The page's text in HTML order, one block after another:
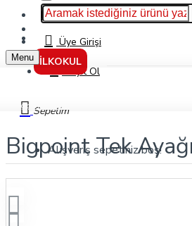
Hakkımızda
İletişimÜye Girişi
Kayıt Ol
Sepetim
Alışveriş sepetiniz boş!
İLKOKUL
Menu
Bigpoint Tek Ayağı Bükülebilir Metal Pergel
Bigpoint Tek